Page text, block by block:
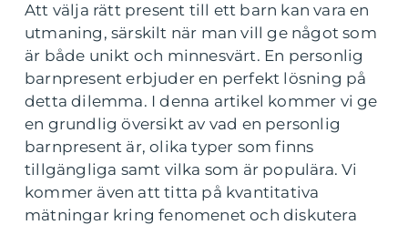
Att välja rätt present till ett barn kan vara en
utmaning, särskilt när man vill ge något som
är både unikt och minnesvärt. En personlig
barnpresent erbjuder en perfekt lösning på
detta dilemma. I denna artikel kommer vi ge
en grundlig översikt av vad en personlig
barnpresent är, olika typer som finns
tillgängliga samt vilka som är populära. Vi
kommer även att titta på kvantitativa
mätningar kring fenomenet och diskutera